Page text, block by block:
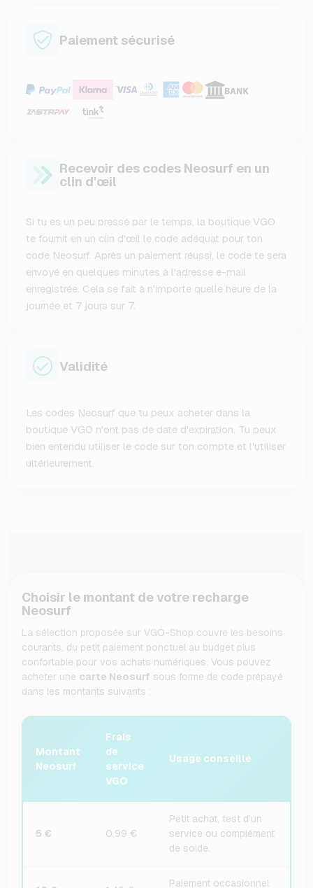
Paiement sécurisé
Recevoir des codes Neosurf en un
clin d'œil
Si tu es un peu pressé par le temps, la boutique VGO
te fournit en un clin d'œil le code adéquat pour ton
code Neosurf. Après un paiement réussi, le code te sera
envoyé en quelques minutes à l'adresse e-mail
enregistrée. Cela se fait à n'importe quelle heure de la
journée et 7 jours sur 7.
Validité
Les codes Neosurf que tu peux acheter dans la
boutique VGO n'ont pas de date d'expiration. Tu peux
bien entendu utiliser le code sur ton compte et l'utiliser
ultérieurement.
Choisir le montant de votre recharge
Neosurf
La sélection proposée sur VGO-Shop couvre les besoins
courants, du petit paiement ponctuel au budget plus
confortable pour vos achats numériques. Vous pouvez
acheter une carte Neosurf sous forme de code prépayé
dans les montants suivants :
Montant
Neosurf
Frais
de
service
VGO
Usage conseillé
5 € 0,99 €
Petit achat, test d’un
service ou complément
de solde.
Paiement occasionnel